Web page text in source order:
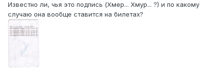
Известно ли, чья это подпись (Хмер... Хмур... ?) и по какому
случаю она вообще ставится на билетах?